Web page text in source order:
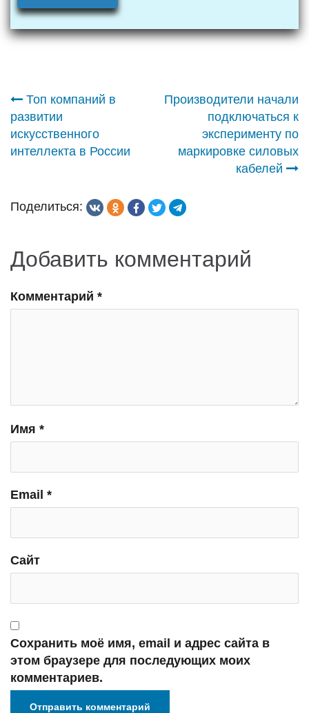
Навигация
по
Топ компаний в
развитии
искусственного
интеллекта в России
Производители начали
подключаться к
эксперименту по
маркировке силовых
кабелей
Поделиться:
Добавить комментарий
Комментарий *
Имя *
Email *
Сайт
Сохранить моё имя, email и адрес сайта в
этом браузере для последующих моих
комментариев.